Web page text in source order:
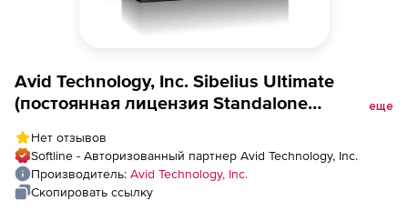
Avid Technology, Inc. Sibelius Ultimate
(постоянная лицензия Standalone
еще
Нет отзывов
Softline - Авторизованный партнер Avid Technology, Inc.
Производитель: Avid Technology, Inc.
Скопировать ссылку